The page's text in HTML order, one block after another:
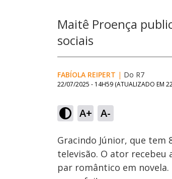
Maitê Proença
sociais
FABÍOLA REIPERT | Do R7
22/07/2025 - 14H59 (ATUALIZADO EM
A+ A-
Ativar
Som
Gracindo Júnior, que tem
televisão. O ator recebeu
par romântico em novela.